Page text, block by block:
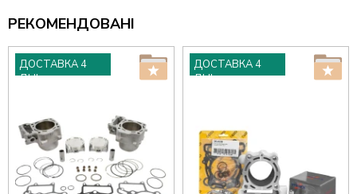
РЕКОМЕНДОВАНІ
ДОСТАВКА 4
ДНІ
ДОСТАВКА 4
ДНІ